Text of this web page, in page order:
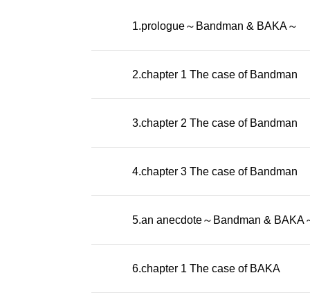
1.prologue～Bandman & BAKA～
2.chapter 1 The case of Bandman
3.chapter 2 The case of Bandman
4.chapter 3 The case of Bandman
5.an anecdote～Bandman & BAKA
6.chapter 1 The case of BAKA